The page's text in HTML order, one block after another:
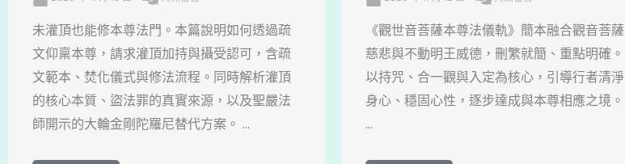
未灌頂也能修本尊法門。本篇說明如何透過疏
文仰稟本尊，請求灌頂加持與攝受認可，含疏
文範本、焚化儀式與修法流程。同時解析灌頂
的核心本質、盜法罪的真實來源，以及聖嚴法
師開示的大輪金剛陀羅尼替代方案。 ...
《觀世音菩薩本尊法儀軌》簡本融合觀音菩薩
慈悲與不動明王威德，刪繁就簡、重點明確。
以持咒、合一觀與入定為核心，引導行者清淨
身心、穩固心性，逐步達成與本尊相應之境。
...